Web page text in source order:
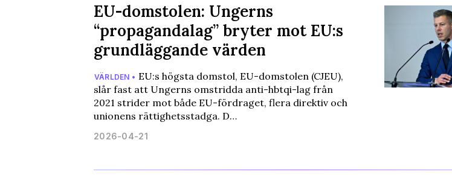
EU-domstolen: Ungerns
“propagandalag” bryter mot EU:s
grundläggande värden
VÄRLDEN • EU:s högsta domstol, EU-domstolen (CJEU),
slår fast att Ungerns omstridda anti-hbtqi-lag från
2021 strider mot både EU-fördraget, flera direktiv och
unionens rättighetsstadga. D…
2026-04-21